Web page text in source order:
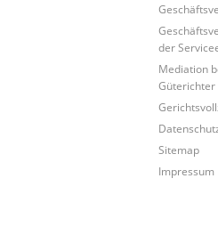
der
Mediation
Güterichter
Sitemap
Impressum